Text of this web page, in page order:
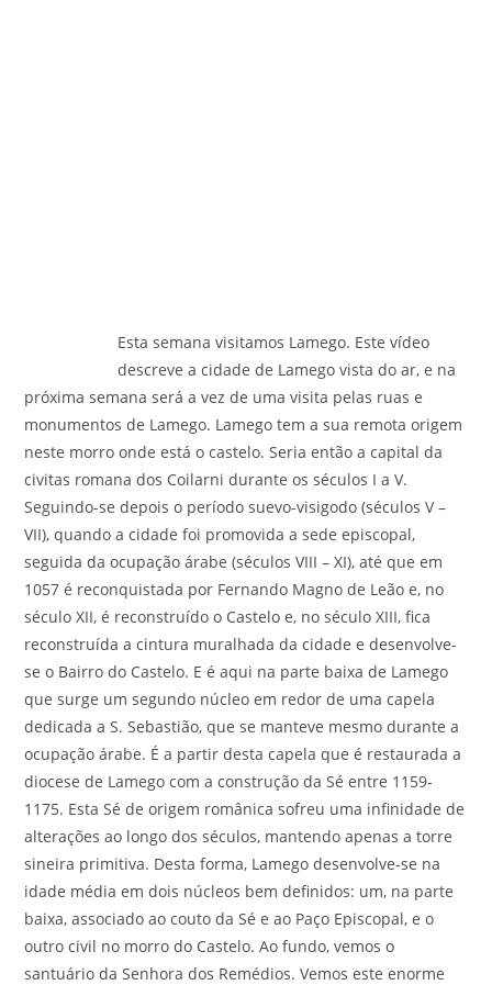
Esta semana visitamos Lamego. Este vídeo
descreve a cidade de Lamego vista do ar, e na
próxima semana será a vez de uma visita pelas ruas e
monumentos de Lamego. Lamego tem a sua remota origem
neste morro onde está o castelo. Seria então a capital da
civitas romana dos Coilarni durante os séculos I a V.
Seguindo-se depois o período suevo-visigodo (séculos V –
VII), quando a cidade foi promovida a sede episcopal,
seguida da ocupação árabe (séculos VIII – XI), até que em
1057 é reconquistada por Fernando Magno de Leão e, no
século XII, é reconstruído o Castelo e, no século XIII, fica
reconstruída a cintura muralhada da cidade e desenvolve-
se o Bairro do Castelo. E é aqui na parte baixa de Lamego
que surge um segundo núcleo em redor de uma capela
dedicada a S. Sebastião, que se manteve mesmo durante a
ocupação árabe. É a partir desta capela que é restaurada a
diocese de Lamego com a construção da Sé entre 1159-
1175. Esta Sé de origem românica sofreu uma infinidade de
alterações ao longo dos séculos, mantendo apenas a torre
sineira primitiva. Desta forma, Lamego desenvolve-se na
idade média em dois núcleos bem definidos: um, na parte
baixa, associado ao couto da Sé e ao Paço Episcopal, e o
outro civil no morro do Castelo. Ao fundo, vemos o
santuário da Senhora dos Remédios. Vemos este enorme